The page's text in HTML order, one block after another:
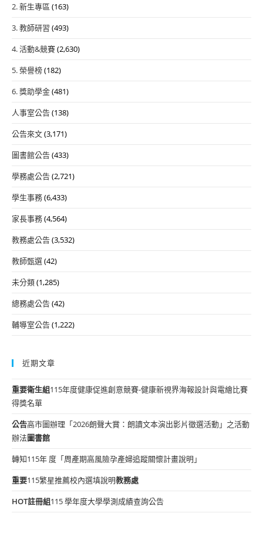
2. 新生專區 (163)
3. 教師研習 (493)
4. 活動&競賽(2,630)
5. 榮譽榜(182)
6. 獎助學金(481)
人事室公告(138)
公告來文(3,171)
圖書館公告(433)
學務處公告(2,721)
學生事務(6,433)
家長事務(4,564)
教務處公告(3,532)
教師甄選(42)
未分類(1,285)
總務處公告(42)
輔導室公告(1,222)
近期文章
重要衛生組115年度健康促進創意競賽-健康新視界海報設計與電繪比賽
得獎名單
公告高市圖辦理「2026朗聲大賞：朗讀文本演出影片徵選活動」之活動
辦法圖書館
轉知115年 度「周產期高風險孕產婦追蹤關懷計畫說明」
重要115繁星推薦校內選填說明教務處
HOT註冊組115 學年度大學學測成績查詢公告